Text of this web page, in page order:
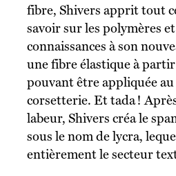
fibre, Shivers apprit tout
savoir sur les polymères
connaissances à son
une fibre élastique à
pouvant être appliquée au
corsetterie. Et tada !
labeur, Shivers créa le
sous le nom de lycra,
entièrement le secteur